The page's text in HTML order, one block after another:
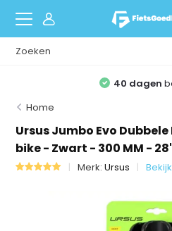
40 dagen
Home
Ursus Jumbo Evo
bike - Zwart - 300 MM -
Merk:Ursus